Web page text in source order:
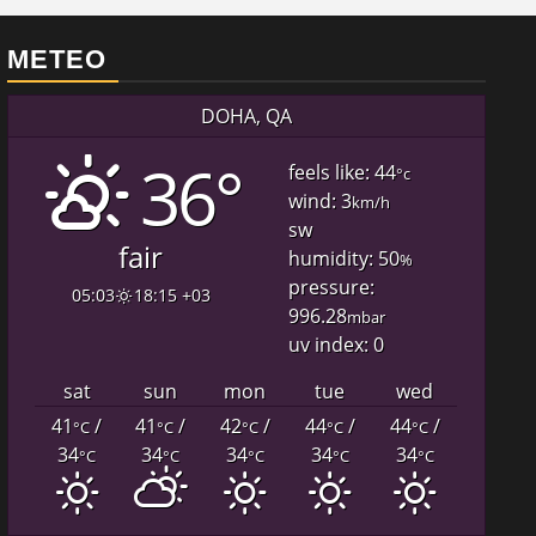
METEO
DOHA, QA
36°
fair
05:03 18:15 +03
feels like: 44°c
wind: 3km/h
sw
humidity: 50%
pressure:
996.28mbar
uv index: 0
sat
sun mon tue
wed
41°C/
34°C
41°C/
34°C
42°C/
34°C
44°C/
34°C
44°C/
34°C